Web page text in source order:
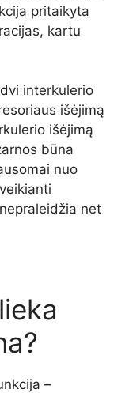
pritaikyta
kartu
interkulerio
išėjimą
išėjimą
būna
nuo
net
–